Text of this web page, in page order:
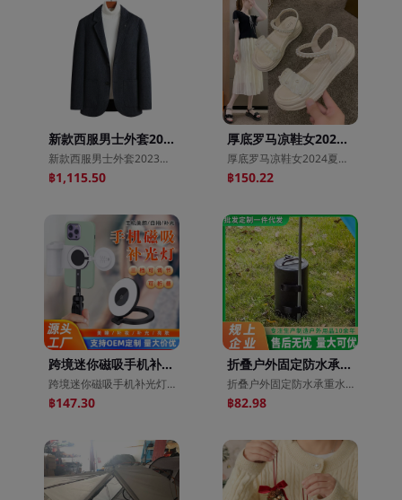
新款西服男士外套2023春新款修身毛呢商务休闲羊毛厚小西装
新款西服男士外套2023春新款修身毛呢商务休闲羊毛厚小西装
฿1,115.50
厚底罗马凉鞋女2024夏季新款仙女风珍珠露趾平底ins潮休闲沙滩鞋
厚底罗马凉鞋女2024夏季新款仙女风珍珠露趾平底ins潮休闲沙滩鞋
฿150.22
跨境迷你磁吸手机补光灯适用磁吸手机拍照摄影支架补光灯印刷logo
跨境迷你磁吸手机补光灯适用磁吸手机拍照摄影支架补光灯印刷logo
฿147.30
折叠户外固定防水承重水袋户外帐篷固定水袋家用花架固定防水袋
折叠户外固定防水承重水袋户外帐篷固定水袋家用花架固定防水袋
฿82.98